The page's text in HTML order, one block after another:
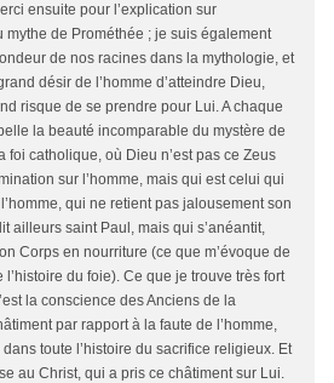
ensuite pour l’explication sur
mythe de Prométhée ; je suis également
de nos racines dans la mythologie, et
désir de l’homme d’atteindre Dieu,
risque de se prendre pour Lui. A chaque
la beauté incomparable du mystère de
foi catholique, où Dieu n’est pas ce Zeus
sur l’homme, mais qui est celui qui
qui ne retient pas jalousement son
ailleurs saint Paul, mais qui s’anéantit,
Corps en nourriture (ce que m’évoque de
du foie). Ce que je trouve très fort
la conscience des Anciens de la
par rapport à la faute de l’homme,
dans toute l’histoire du sacrifice religieux. Et
au Christ, qui a pris ce châtiment sur Lui.